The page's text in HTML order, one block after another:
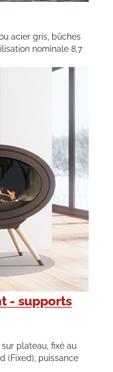
acier gris, bûches
nominale 8,7
- supports
plateau, fixé au
(Fixed), puissance